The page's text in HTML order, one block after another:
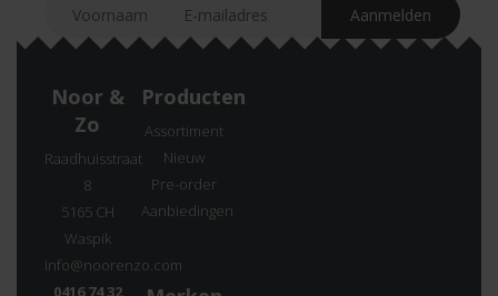
Noor &
Zo
Raadhuisstraat
8
5165 CH
Waspik
info@noorenzo.com
0416 74 32
Producten
Assortiment
Nieuw
Pre-order
Aanbiedingen